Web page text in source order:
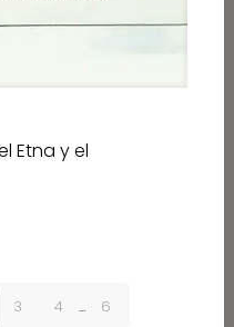
Etna y el
3 4 ... 6